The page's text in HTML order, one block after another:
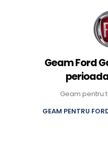
Geam Ford
perioada
Geam pentru
GEAM PENTRU